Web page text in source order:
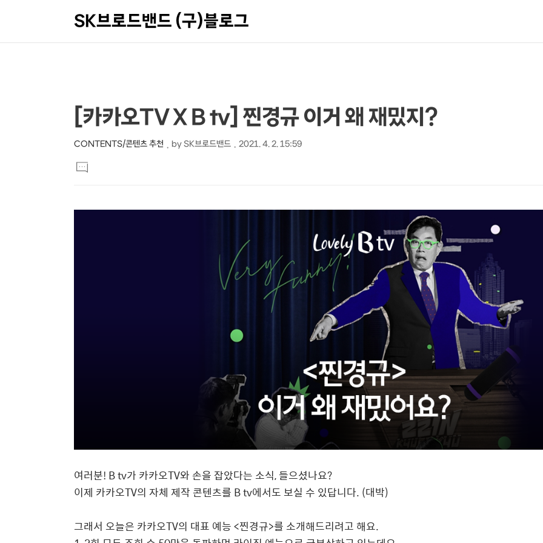
SK브로드밴드 (구)블로그
상
세
컨
텐
본
문
제
목
[카카오TV X B tv] 찐경규 이거 왜 재밌지?
CONTENTS/콘텐츠 추천 by SK브로드밴드 2021. 4. 2. 15:59
문
댓
글
여러분! B tv가 카카오TV와 손을 잡았다는 소식,들으셨나요?
이제 카카오TV의 자체 제작 콘텐츠를 B tv에서도 보실 수 있답니다. (대박)
그래서 오늘은 카카오TV의 대표 예능<찐경규>를 소개해드리려고 해요.